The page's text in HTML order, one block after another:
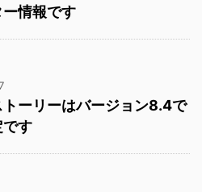
情報です
トーリーはバージョン8.4で
です